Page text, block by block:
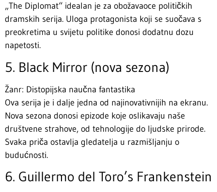
„The Diplomat“ idealan je za obožavaoce političkih
dramskih serija. Uloga protagonista koji se suočava s
preokretima u svijetu politike donosi dodatnu dozu
napetosti.
5. Black Mirror (nova sezona)
Žanr: Distopijska naučna fantastika
Ova serija je i dalje jedna od najinovativnijih na ekranu.
Nova sezona donosi epizode koje oslikavaju naše
društvene strahove, od tehnologije do ljudske prirode.
Svaka priča ostavlja gledatelja u razmišljanju o
budućnosti.
6. Guillermo del Toro’s Frankenstein